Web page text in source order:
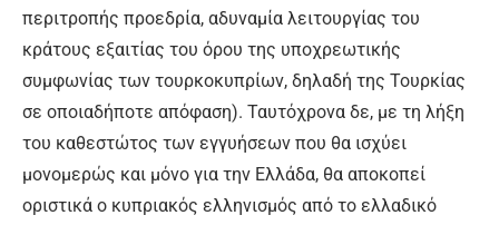
περιτροπής προεδρία, αδυναμία λειτουργίας του
κράτους εξαιτίας του όρου της υποχρεωτικής
συμφωνίας των τουρκοκυπρίων, δηλαδή της Τουρκίας
σε οποιαδήποτε απόφαση). Ταυτόχρονα δε, με τη λήξη
του καθεστώτος των εγγυήσεων που θα ισχύει
μονομερώς και μόνο για την Ελλάδα, θα αποκοπεί
οριστικά ο κυπριακός ελληνισμός από το ελλαδικό